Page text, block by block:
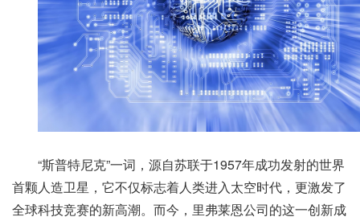
“斯普特尼克”一词，源自苏联于1957年成功发射的世界
首颗人造卫星，它不仅标志着人类进入太空时代，更激发了
全球科技竞赛的新高潮。而今，里弗莱恩公司的这一创新成